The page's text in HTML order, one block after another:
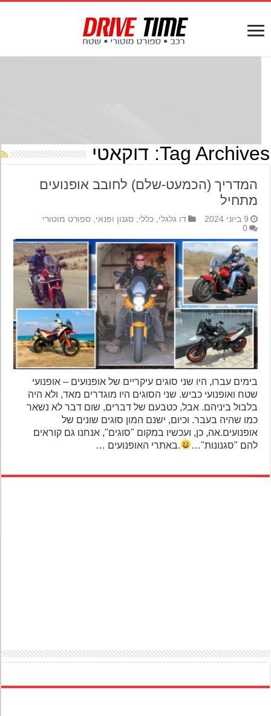
Tag דוקאטי
המדריך (הכמעט-שלם) לחובב אופנועים
מתחיל
9 ביוני 2024 דו גלגלי,כללי,סגנון ופנאי,ספורט מוטורי
0
בימים עברו, היו שני סוגים עיקריים של אופנועים – אופנועי
שטח ואופנועי כביש. שני הסוגים היו מוגדרים מאד, ולא היה
בלבול ביניהם. אבל, כטבעם של דברים, שום דבר לא נשאר
כמו שהיה בעבר. וכיום, ישנם המון סוגים שונים של
אופנועים.אה, כן, ועכשיו במקום "סוגים", אנחנו גם קוראים
להם "סגנונות"…
.באתרי האופנועים …